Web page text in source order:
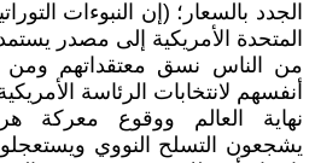
الجدد بالسعار؛ (إن النبوءات
المتحدة الأمريكية إلى مصدر
من الناس نسق معتقداتهم ومن
أنفسهم لانتخابات الرئاسة
نهاية العالم ووقوع معركة
يشجعون التسلح النووي